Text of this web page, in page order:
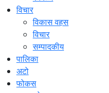
विचार
विकास वहस
विचार
सम्पादकीय
पालिका
अटो
फोकस